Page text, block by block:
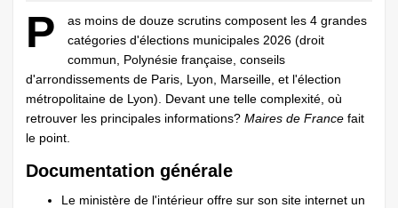
P
as moins de douze scrutins composent les 4 grandes
catégories d'élections municipales 2026 (droit
commun, Polynésie française, conseils
d'arrondissements de Paris, Lyon, Marseille, et l'élection
métropolitaine de Lyon). Devant une telle complexité, où
retrouver les principales informations? Maires de France fait
le point.
Documentation générale
Le ministère de l'intérieur offre sur son site internet un